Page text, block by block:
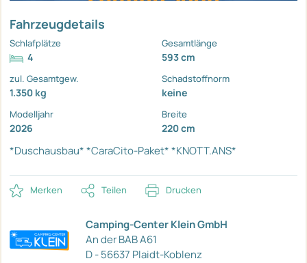
Fahrzeugdetails
Schlafplätze
4
Gesamtlänge
593 cm
zul. Gesamtgew.
1.350 kg
Schadstoffnorm
keine
Modelljahr
2026
Breite
220 cm
*Duschausbau**CaraCito-Paket**KNOTT.ANS*
Merken Teilen Drucken
Camping-Center Klein GmbH
An der BAB A61
D - 56637 Plaidt-Koblenz